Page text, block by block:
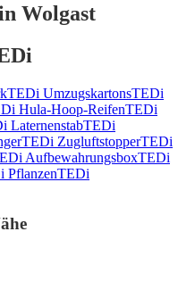
Wolgast
TEDi UmzugskartonsTEDi
Hula-Hoop-ReifenTEDi
LaternenstabTEDi
TEDi ZugluftstopperTEDi
AufbewahrungsboxTEDi
PflanzenTEDi